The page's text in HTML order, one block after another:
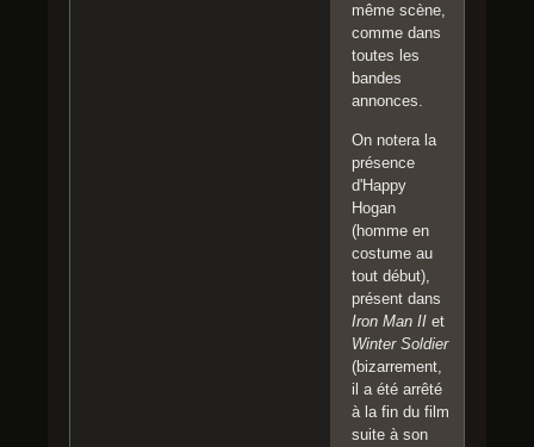
même scène,
comme dans
toutes les
bandes
annonces.
On notera la
présence
d'Happy
Hogan
(homme en
costume au
tout début),
présent dans
Iron Man II et
Winter Soldier
(bizarrement,
il a été arrêté
à la fin du film
suite à son